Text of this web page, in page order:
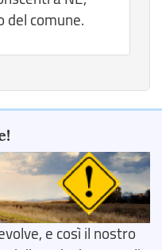
del comune.
e così il nostro